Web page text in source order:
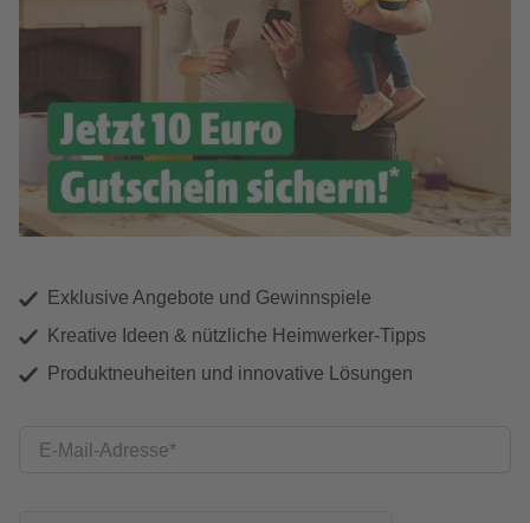
Exklusive Angebote und Gewinnspiele
Kreative Ideen & nützliche Heimwerker-Tipps
Produktneuheiten und innovative Lösungen
E-Mail-Adresse